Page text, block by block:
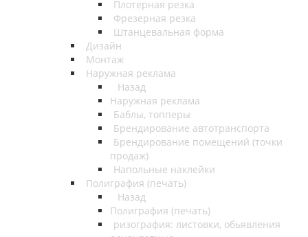
Плотерная резка
Фрезерная резка
Штанцевальная форма
Дизайн
Монтаж
Наружная реклама
Назад
Наружная реклама
Баблы, топперы
Брендирование автотранспорта
Брендирование помещений (точки
продаж)
Напольные наклейки
Полиграфия (печать)
Назад
Полиграфия (печать)
ризография: листовки, обьявления